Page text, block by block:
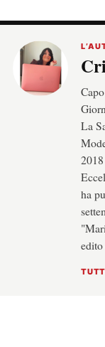
La
ha